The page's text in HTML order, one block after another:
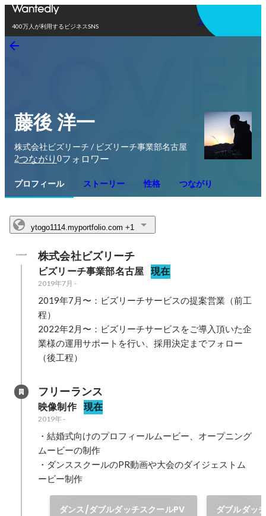
400万人が利用するビジネスSNS
アプリを使う
藤後 洋一
株式会社ビズリーチ / ビズリーチ事業部名古屋
2つながり 0フォロワー
プロフィール ストーリー 性格 つながり
ytogo1114.myportfolio.com +1
株式会社ビズリーチ
ビズリーチ事業部名古屋 現在
2019年7月 -
2019年7月〜：ビズリーチサービスの提案営業（前工
程）
2022年2月〜：ビズリーチサービスをご導入頂いた企
業様の運用サポートを行い、採用決定までフォロー
（後工程）
フリーランス
映像制作 現在
2019年-
・結婚式向けのプロフィールムービー、オープニング
ムービーの制作
・ダンススクールのPR動画や大会のダイジェストム
ービー制作
ダンス/ダブルダッチスクールPV ダブルダッ